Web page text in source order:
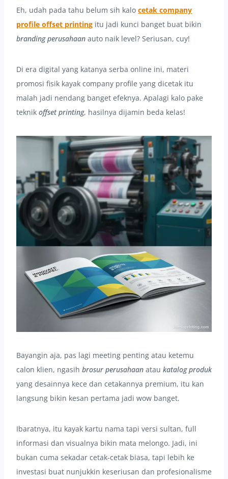
Eh, udah pada tahu belum sih kalo cetak company
profile offset printing itu jadi kunci banget buat bikin
branding perusahaan auto naik level? Seriusan, cuy!
Di era digital yang katanya serba online ini, materi
promosi fisik kayak company profile yang dicetak itu
malah jadi nendang banget efeknya. Apalagi kalo pake
teknik offset printing, hasilnya dijamin beda kelas!
Bayangin aja, pas lagi meeting penting atau ketemu
calon klien, ngasih brosur perusahaan atau katalog produk
yang desainnya kece dan cetakannya premium, itu kan
langsung bikin kesan pertama jadi wow banget.
Ibaratnya, itu kayak kartu nama tapi versi sultan, full
informasi dan visualnya bikin mata melongo. Jadi, ini
bukan cuma sekadar cetak-cetak biasa, tapi lebih ke
investasi buat nunjukkin keseriusan dan profesionalisme